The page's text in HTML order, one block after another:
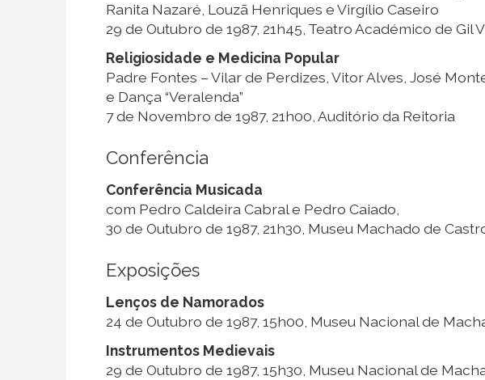
Ranita Nazaré, Louzã Henriques e Virgílio Caseiro
29 de Outubro de 1987, 21h45, Teatro Académico de Gil
Religiosidade e Medicina Popular
Padre Fontes – Vilar de Perdizes, Vitor Alves, José
e Dança “Veralenda”
7 de Novembro de 1987, 21h00, Auditório da Reitoria
Conferência
Conferência Musicada
com Pedro Caldeira Cabral e Pedro Caiado,
30 de Outubro de 1987, 21h30, Museu Machado de
Exposições
Lenços de Namorados
24 de Outubro de 1987, 15h00, Museu Nacional de
Instrumentos Medievais
29 de Outubro de 1987, 15h30, Museu Nacional de